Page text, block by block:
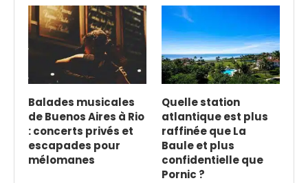
Balades musicales
de Buenos Aires à Rio
: concerts privés et
escapades pour
mélomanes
Quelle station
atlantique est plus
raffinée que La
Baule et plus
confidentielle que
Pornic ?